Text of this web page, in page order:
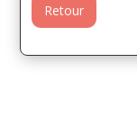
Retour